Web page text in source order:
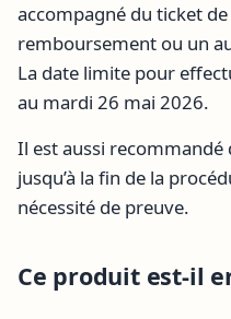
accompagné du ticket
remboursement ou un
La date limite pour
au mardi 26 mai 2026.
Il est aussi
jusqu’à la fin de la
nécessité de preuve.
Ce produit est-il